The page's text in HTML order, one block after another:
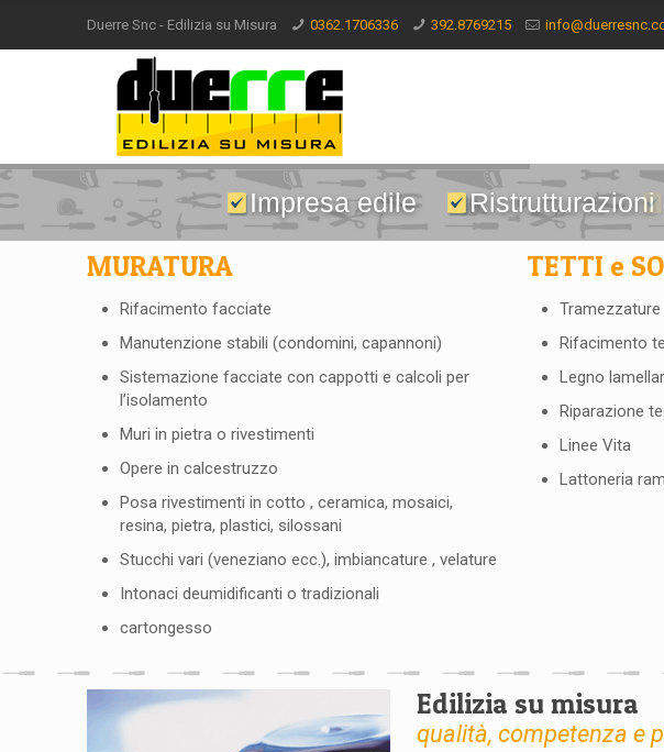
Duerre Snc - Edilizia su Misura 0362.1706336 392.8769215
Impresa edile Ristrutturazioni
MURATURA
Rifacimento facciate
Manutenzione stabili (condomini, capannoni)
Sistemazione facciate con cappotti e calcoli per
l’isolamento
Muri in pietra o rivestimenti
Opere in calcestruzzo
Posa rivestimenti in cotto , ceramica, mosaici,
resina, pietra, plastici, silossani
Stucchi vari (veneziano ecc.), imbiancature , velature
Intonaci deumidificanti o tradizionali
cartongesso
TETTI e
Rifacimento
Legno
Riparazione
Linee Vita
Lattoneria
Edilizia su misura
qualità, competenza e